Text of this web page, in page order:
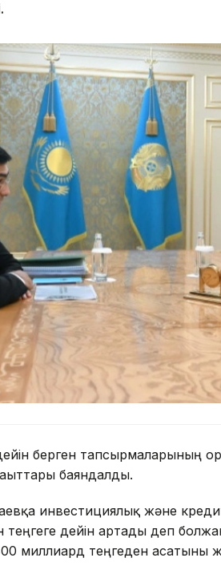
берген тапсырмаларының
баяндалды.
инвестициялық және
теңгеге дейін артады деп
миллиард теңгеден асатыны